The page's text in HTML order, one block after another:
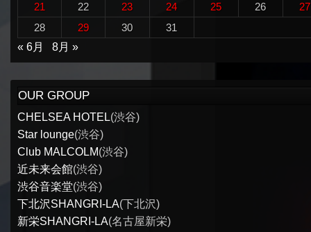
21
22 23 24 25 26
27
28
29 30
31
« 6月
8月 »
OUR GROUP
CHELSEA HOTEL(渋谷)
Star lounge(渋谷)
Club MALCOLM(渋谷)
近未来会館(渋谷)
渋谷音楽堂(渋谷)
下北沢SHANGRI-LA(下北沢)
新栄SHANGRI-LA(名古屋新栄)